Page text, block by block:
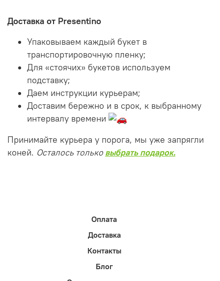
Доставка от Presentino
Упаковываем каждый букет в
транспортировочную пленку;
Для «стоячих» букетов используем
подставку;
Даем инструкции курьерам;
Доставим бережно и в срок, к выбранному
интервалу времени
Принимайте курьера у порога, мы уже запрягли
коней. Осталось только выбрать подарок.
Оплата
Доставка
Контакты
Блог